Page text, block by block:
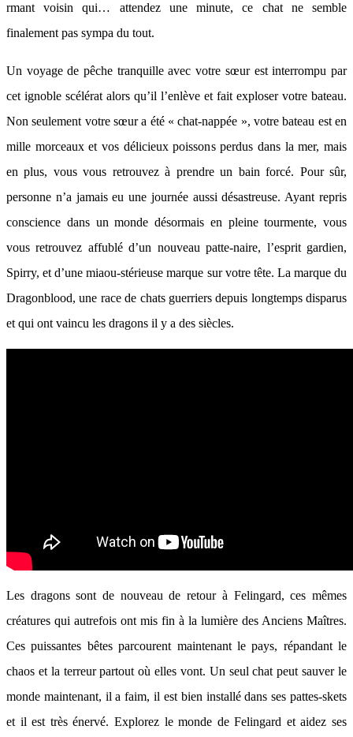
rmant voisin qui… attendez une minute, ce chat ne semble
finalement pas sympa du tout.
Un voyage de pêche tranquille avec votre sœur est interrompu par
cet ignoble scélérat alors qu’il l’enlève et fait exploser votre bateau.
Non seulement votre sœur a été « chat-nappée », votre bateau est en
mille morceaux et vos délicieux poissons perdus dans la mer, mais
en plus, vous vous retrouvez à prendre un bain forcé. Pour sûr,
personne n’a jamais eu une journée aussi désastreuse. Ayant repris
conscience dans un monde désormais en pleine tourmente, vous
vous retrouvez affublé d’un nouveau patte-naire, l’esprit gardien,
Spirry, et d’une miaou-stérieuse marque sur votre tête. La marque du
Dragonblood, une race de chats guerriers depuis longtemps disparus
et qui ont vaincu les dragons il y a des siècles.
Les dragons sont de nouveau de retour à Felingard, ces mêmes
créatures qui autrefois ont mis fin à la lumière des Anciens Maîtres.
Ces puissantes bêtes parcourent maintenant le pays, répandant le
chaos et la terreur partout où elles vont. Un seul chat peut sauver le
monde maintenant, il a faim, il est bien installé dans ses pattes-skets
et il est très énervé. Explorez le monde de Felingard et aidez ses